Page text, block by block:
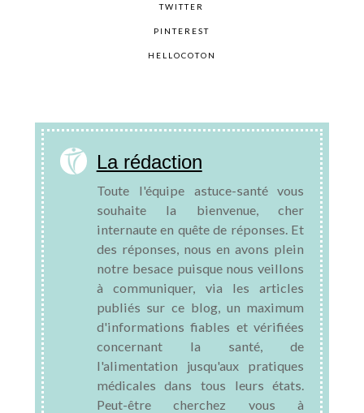
TWITTER
PINTEREST
HELLOCOTON
La rédaction
Toute l'équipe astuce-santé vous
souhaite la bienvenue, cher
internaute en quête de réponses. Et
des réponses, nous en avons plein
notre besace puisque nous veillons
à communiquer, via les articles
publiés sur ce blog, un maximum
d'informations fiables et vérifiées
concernant la santé, de
l'alimentation jusqu'aux pratiques
médicales dans tous leurs états.
Peut-être cherchez vous à